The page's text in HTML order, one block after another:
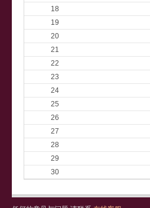
18
19
20
21
22
23
24
25
26
27
28
29
30